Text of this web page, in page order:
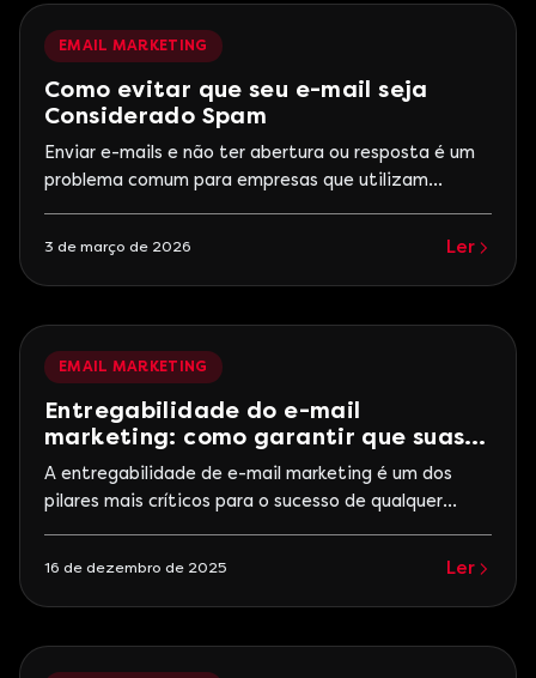
EMAIL MARKETING
Como evitar que seu e-mail seja
Considerado Spam
Enviar e-mails e não ter abertura ou resposta é um
problema comum para empresas que utilizam
problema não é o conteúdo da mensagem, mas sim
provedores classificarem o envio como spam.
3 de março de 2026 Ler
EMAIL MARKETING
Entregabilidade do e-mail
marketing: como garantir que suas
mensagens cheguem à caixa de
entrada?
A entregabilidade de e-mail marketing é um dos
pilares mais críticos para o sucesso de qualquer
quão bem escrito esteja o e-mail, nem o quanto sua
caixa de entrada, ela simplesmente não existe para
16 de dezembro de 2025 Ler